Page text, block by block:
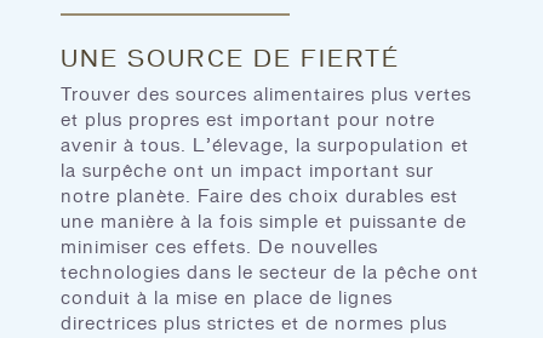
UNE SOURCE DE FIERTÉ
Trouver des sources alimentaires plus vertes
et plus propres est important pour notre
avenir à tous. L’élevage, la surpopulation et
la surpêche ont un impact important sur
notre planète. Faire des choix durables est
une manière à la fois simple et puissante de
minimiser ces effets. De nouvelles
technologies dans le secteur de la pêche ont
conduit à la mise en place de lignes
directrices plus strictes et de normes plus